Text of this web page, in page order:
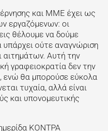
και ΜΜΕ έχει ως
εργαζόμενων: οι
θέλουμε να δούμε
ούτε αναγνώριση
αιτημάτων. Αυτή την
γραφειοκρατία δεν την
ενώ θα μπορούσε εύκολα
τυχαία, αλλά είναι
και υπονομευτικής
ΚΟΝΤΡΑ